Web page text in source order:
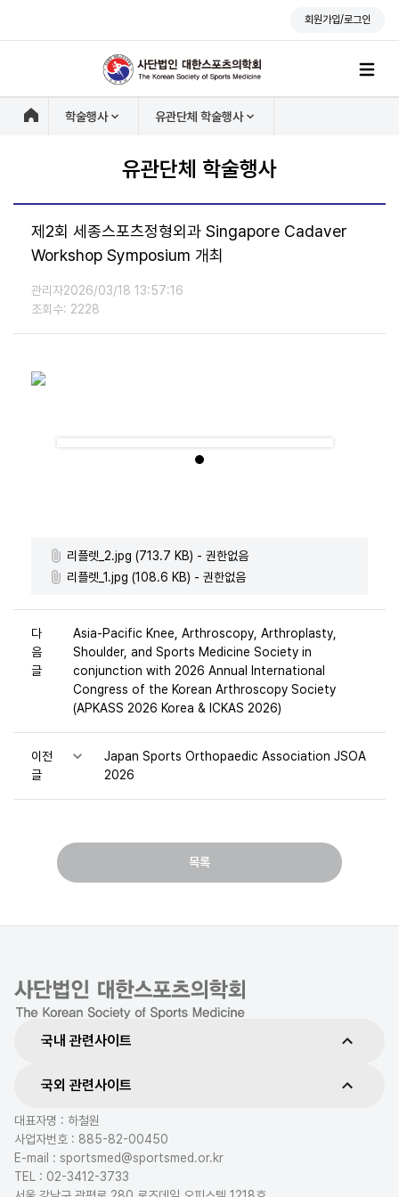
회원가입/로그인
학술행사 유관단체 학술행사
유관단체 학술행사
제2회 세종스포츠정형외과 Singapore Cadaver
Workshop Symposium 개최
관리자2026/03/18 13:57:16
조회수: 2228
리플렛_2.jpg (713.7 KB) - 권한없음
리플렛_1.jpg (108.6 KB) - 권한없음
다
음
글
Asia-Pacific Knee, Arthroscopy, Arthroplasty,
Shoulder, and Sports Medicine Society in
conjunction with 2026 Annual International
Congress of the Korean Arthroscopy Society
(APKASS 2026 Korea & ICKAS 2026)
이전
글
Japan Sports Orthopaedic Association JSOA
2026
목록
국내 관련사이트
국외 관련사이트
대표자명 : 하철원
사업자번호 : 885-82-00450
E-mail : sportsmed@sportsmed.or.kr
TEL : 02-3412-3733